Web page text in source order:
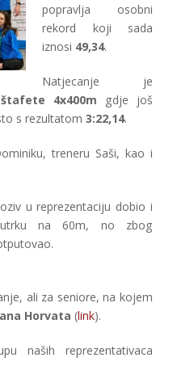
popravlja osobni
rekord koji sada
iznosi 49,34.
Natjecanje je
štafete 4x400m gdje još
s rezultatom 3:22,14.
treneru Saši, kao i
u reprezentaciju dobio i
na 60m, no zbog
ali za seniore, na kojem
Horvata (link).
naših reprezentativaca